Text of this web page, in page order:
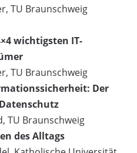
TU Braunschweig
wichtigsten IT-
TU Braunschweig
Der
TU Braunschweig
des Alltags